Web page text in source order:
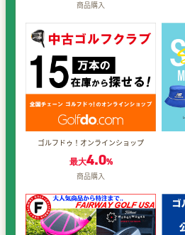
商品購入
ゴルフドゥ！オンラインショップ
最大4.0%
商品購入